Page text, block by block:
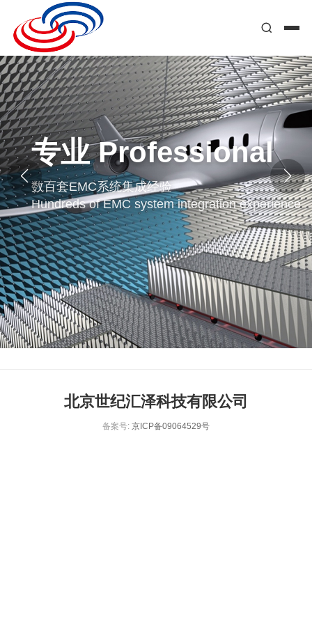
专业 Professional
数百套EMC系统集成经验
Hundreds of EMC system integration experience
北京世纪汇泽科技有限公司
备案号: 京ICP备09064529号